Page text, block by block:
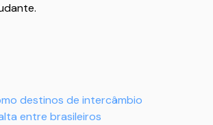
destinos de intercâmbio
entre brasileiros